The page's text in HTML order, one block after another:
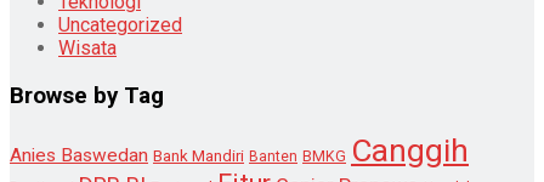
Uncategorized
Wisata
Browse by Tag
Anies Baswedan Bank Mandiri Banten BMKG Canggih